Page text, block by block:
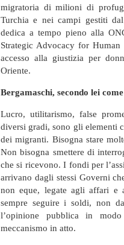
migratoria di milioni di
Turchia e nei campi gestiti
dedica a tempo pieno alla
Strategic Advocacy for
accesso alla giustizia per
Oriente.
Bergamaschi, secondo lei
Lucro, utilitarismo, false
diversi gradi, sono gli elementi
dei migranti. Bisogna stare
Non bisogna smettere di
che si ricevono. I fondi per
arrivano dagli stessi Governi
non eque, legate agli affari e
sempre seguire i soldi, non
l’opinione pubblica in
meccanismo in atto.